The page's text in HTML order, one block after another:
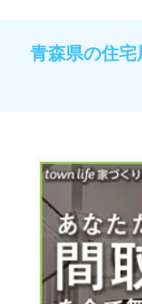
青森県の住宅